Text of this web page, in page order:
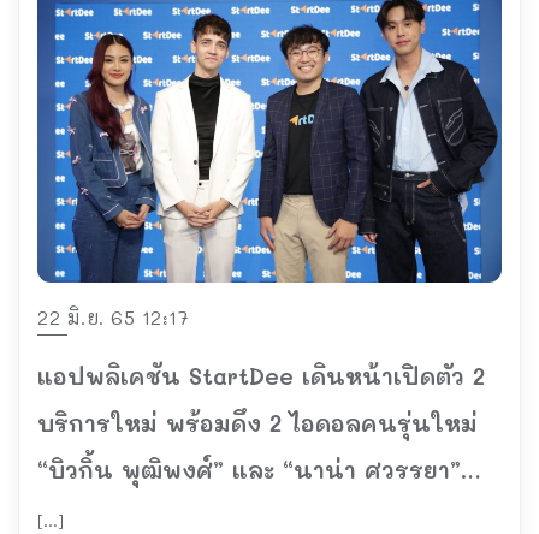
22 มิ.ย. 65 12:17
แอปพลิเคชัน StartDee เดินหน้าเปิดตัว 2
บริการใหม่ พร้อมดึง 2 ไอดอลคนรุ่นใหม่
“บิวกิ้น พุฒิพงศ์” และ “นาน่า ศวรรยา”
เป็นพรีเซ็นเตอร์ ในงาน
[…]